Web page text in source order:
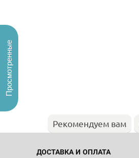
Рекомендуем вам
ДОСТАВКА И ОПЛАТА
Просмотренные